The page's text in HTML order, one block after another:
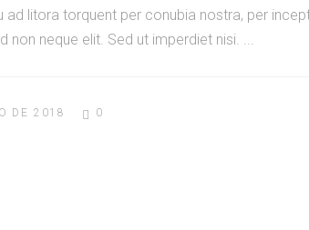
litora torquent per conubia nostra, per
neque elit. Sed ut imperdiet nisi.
DE 2018 0